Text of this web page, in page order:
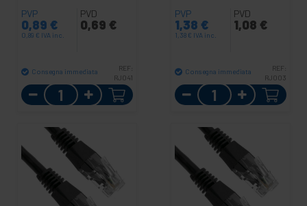
PVP
0,89 €
0,89 € IVA inc.
PVD
0,69 €
Consegna immediata
REF:
RJ041
Quantità
PVP
1,38 €
1,38 € IVA inc.
PVD
1,08 €
Consegna immediata
REF:
RJ003
Quantità